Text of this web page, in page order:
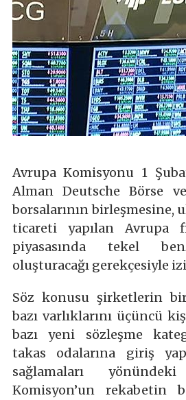
Avrupa Komisyonu 1
Alman Deutsche Börse
borsalarının birleşmesine,
ticareti yapılan Avrupa
piyasasında tekel
oluşturacağı gerekçesiyle
Söz konusu şirketlerin
bazı varlıklarını üçüncü
bazı yeni sözleşme
takas odalarına giriş
sağlamaları
Komisyon’un rekabetin